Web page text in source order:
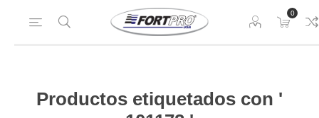
0
Productos etiquetados con '